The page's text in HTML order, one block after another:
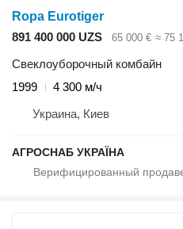
Ropa Eurotiger
891 400 000 UZS
65 000 € ≈ 75
Свеклоуборочный комбайн
1999
4 300 м/ч
Украина, Киев
АГРОСНАБ УКРАЇНА